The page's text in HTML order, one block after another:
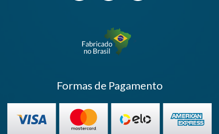
Formas de Pagamento